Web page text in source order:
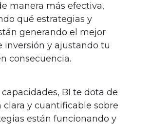
manera más efectiva,
qué estrategias y
generando el mejor
inversión y ajustando tu
consecuencia.
capacidades, BI te dota de
clara y cuantificable sobre
están funcionando y